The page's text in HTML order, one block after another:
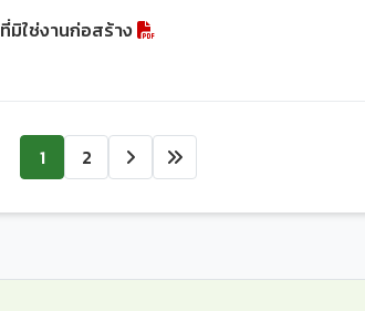
มิใช่งานก่อสร้าง
1 2